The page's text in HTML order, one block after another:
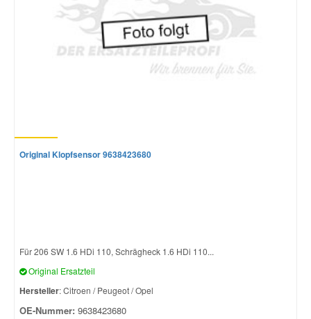
Original Klopfsensor 9638423680
Für 206 SW 1.6 HDi 110, Schrägheck 1.6 HDi 110...
Original Ersatzteil
Hersteller: Citroen / Peugeot / Opel
OE-Nummer: 9638423680